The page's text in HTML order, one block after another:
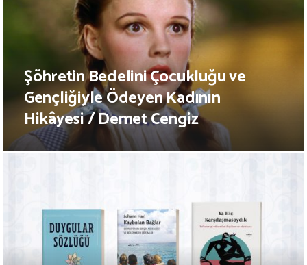
Şöhretin Bedelini Çocukluğu ve
Gençliğiyle Ödeyen Kadının
Hikâyesi / Demet Cengiz